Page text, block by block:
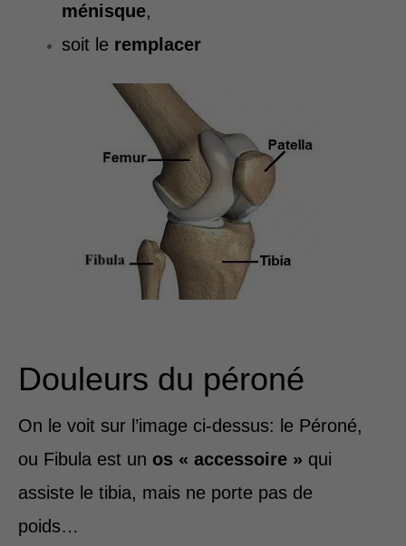
ménisque,
soit le remplacer
Douleurs du péroné
On le voit sur l’image ci-dessus: le Péroné,
ou Fibula est un os « accessoire » qui
assiste le tibia, mais ne porte pas de
poids…